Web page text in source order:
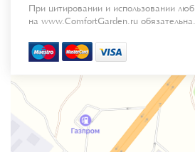
При цитировании и использовании
на www.ComfortGarden.ru обязательна.